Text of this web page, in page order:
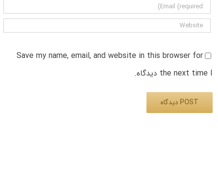
Save my name, email, and website in this browser for
the next time I دیدگاه.